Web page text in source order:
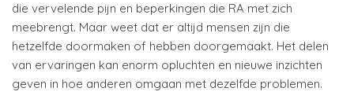
die vervelende pijn en beperkingen die RA met zich
meebrengt. Maar weet dat er altijd mensen zijn die
hetzelfde doormaken of hebben doorgemaakt. Het delen
van ervaringen kan enorm opluchten en nieuwe inzichten
geven in hoe anderen omgaan met dezelfde problemen.